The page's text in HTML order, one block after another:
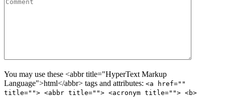
You may use these <abbr title="HyperText Markup
Language">html</abbr> tags and attributes: <a href=""
title=""> <abbr title=""> <acronym title=""> <b>